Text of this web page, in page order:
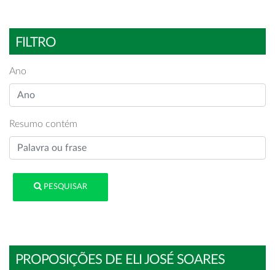
FILTRO
Ano
Resumo contém
PESQUISAR
PROPOSIÇÕES DE ELI JOSÉ SOARES